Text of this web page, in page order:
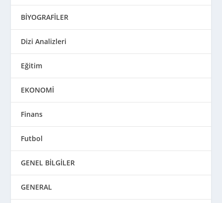
BİYOGRAFİLER
Dizi Analizleri
Eğitim
EKONOMİ
Finans
Futbol
GENEL BİLGİLER
GENERAL